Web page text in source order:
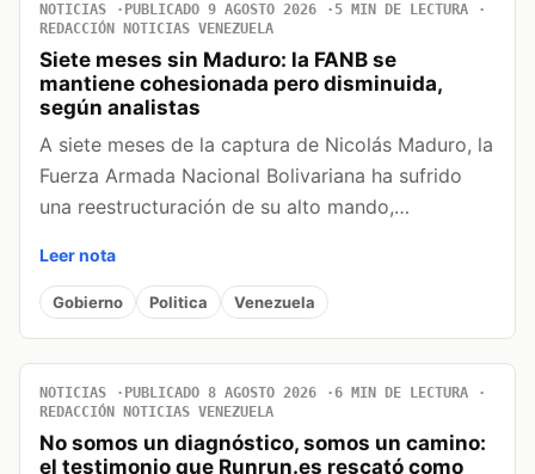
NOTICIAS PUBLICADO 9 AGOSTO 2026
5 MIN DE LECTURA
REDACCIÓN NOTICIAS VENEZUELA
Siete meses sin Maduro: la FANB se
mantiene cohesionada pero disminuida,
según analistas
A siete meses de la captura de Nicolás Maduro, la
Fuerza Armada Nacional Bolivariana ha sufrido
una reestructuración de su alto mando,…
Leer nota
Gobierno Politica Venezuela
NOTICIAS PUBLICADO 8 AGOSTO 2026
6 MIN DE LECTURA
REDACCIÓN NOTICIAS VENEZUELA
No somos un diagnóstico, somos un camino:
el testimonio que Runrun.es rescató como